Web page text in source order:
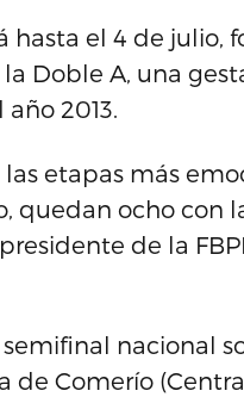
hasta el 4 de julio,
Doble A, una
2013.
etapas más
quedan ocho con
de la
nacional
de Comerío